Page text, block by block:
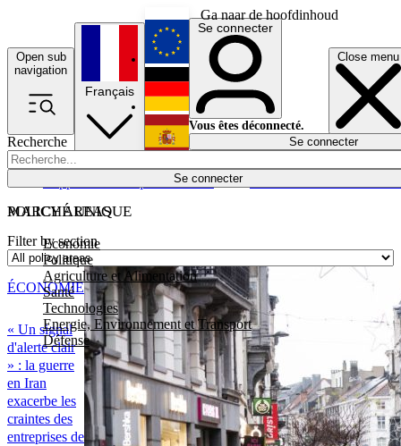
Ga naar de hoofdinhoud
Open sub
navigation
Close menu
Recherche
Se connecter
POLICY AREAS
Economie
Politique
Agriculture et Alimentation
Santé
Technologies
Energie, Environnement et Transport
Défense
Économie
Français
English
Deutsch
Español
Se connecter
Vous êtes déconnecté.
Se connecter
MARCHÉ UNIQUE
Filter by section
« Un signal
d'alerte clair
» : la guerre
en Iran
exacerbe les
craintes des
entreprises de
ÉCONOMIE